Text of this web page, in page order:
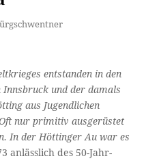
entstanden in den
Innsbruck und der damals
aus Jugendlichen
nur primitiv ausgerüstet
In der Höttinger Au war es
anlässlich des 50-Jahr-